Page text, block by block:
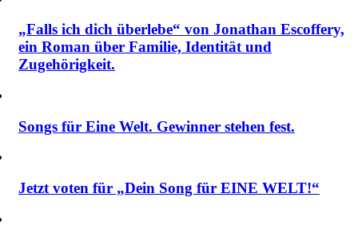
„Falls ich dich überlebe“ von Jonathan Escoffery,
ein Roman über Familie, Identität und
Zugehörigkeit.
Songs für Eine Welt. Gewinner stehen fest.
Jetzt voten für „Dein Song für EINE WELT!“